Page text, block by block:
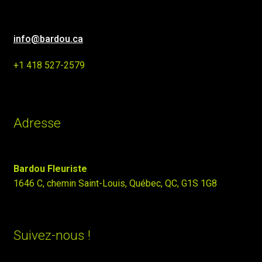
info@bardou.ca
+1 418 527-2579
Adresse
Bardou Fleuriste
1646 C, chemin Saint-Louis, Québec, QC, G1S 1G8
Suivez-nous !